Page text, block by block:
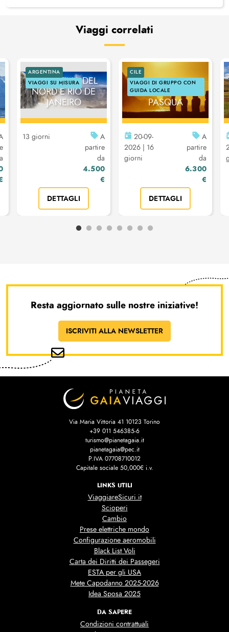
Viaggi correlati
ARGENTINA
VIAGGI SU MISURA
ARGENTINA DEL
NORD E RIO DE
JANEIRO
13 giorni
A
partire
da
4.500
€
DETTAGLI
CILE
VIAGGI DI GRUPPO CON
GUIDA LOCALE
CILE E ISOLA DI
PASQUA
20-09-
2026 | 16
giorni
A
partire
da
6.300
€
DETTAGLI
Resta aggiornato sulle nostre iniziative!
ISCRIVITI ALLA NEWSLETTER
Via Maria Vittoria 41 10123 Torino
+39 011 546385-6
turismo@pianetagaia.it
pianetagaia@pec.it
P.IVA 07708710012
Capitale sociale 50,000€ i.v.
LINKS UTILI
ViaggiareSicuri.it
Scioperi
Cambio
Prese elettriche mondo
Configurazione aeromobili
Black List Voli
Carta dei Diritti dei Passegeri
ESTA per gli USA
Mete Capodanno 2025-2026
Idea Sposa 2025
DA SAPERE
Condizioni contrattuali